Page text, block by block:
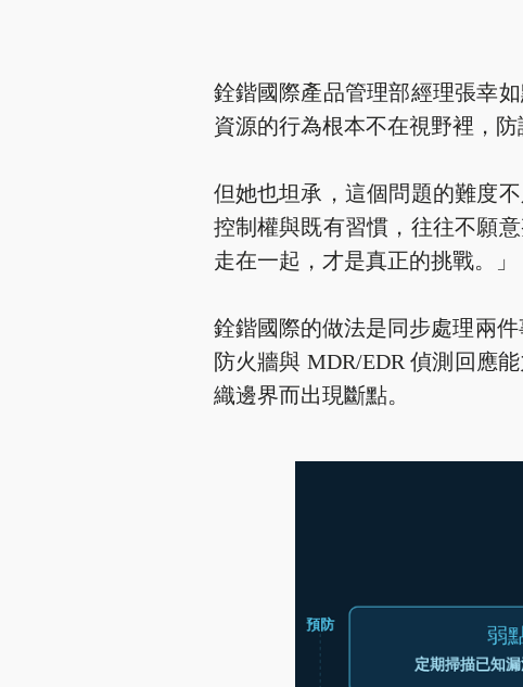
銓鍇國際產品管理部經理張幸
資源的行為根本不在視野裡，
但她也坦承，這個問題的難度
控制權與既有習慣，往往不願
走在一起，才是真正的挑戰。」
銓鍇國際的做法是同步處理兩
防火牆與 MDR/EDR 偵測回應
織邊界而出現斷點。